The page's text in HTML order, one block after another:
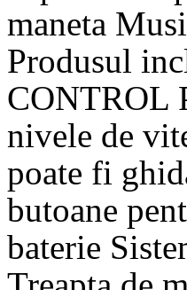
maneta
Produsul
CONTROL
nivele de
poate fi
butoane
baterie